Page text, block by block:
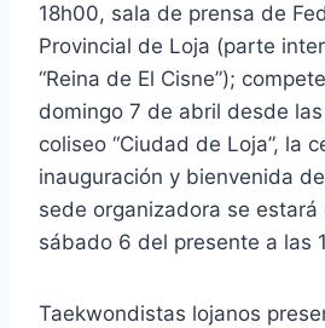
18h00, sala de prensa de
Provincial de Loja (parte
“Reina de El Cisne”);
domingo 7 de abril desde
coliseo “Ciudad de Loja”, la
inauguración y bienvenida
sede organizadora se estará
sábado 6 del presente a las
Taekwondistas lojanos